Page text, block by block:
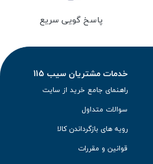
پاسخ گویی سریع
خدمات مشتریان سیب 115
راهنمای جامع خرید از سایت
سوالات متداول
رویه های بازگرداندن کالا
قوانین و مقررات